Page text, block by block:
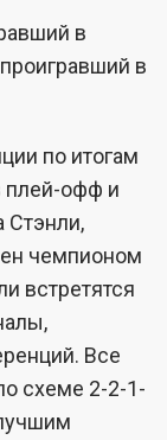
в
в
по итогам
плей-офф и
Стэнли,
чемпионом
встретятся
Все
схеме 2-2-1-